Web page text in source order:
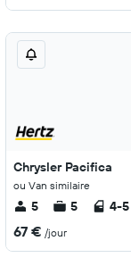
Chrysler Pacifica
ou Van similaire
5 5 4-5
67 € /jour